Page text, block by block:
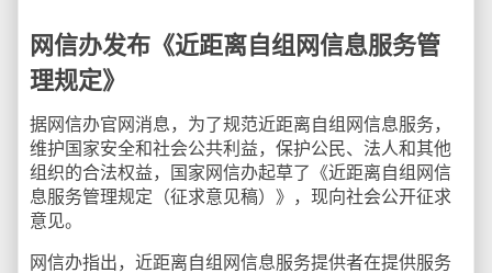
网信办发布《近距离自组网信息服务管
理规定》
据网信办官网消息，为了规范近距离自组网信息服务，
维护国家安全和社会公共利益，保护公民、法人和其他
组织的合法权益，国家网信办起草了《近距离自组网信
息服务管理规定（征求意见稿）》，现向社会公开征求
意见。
网信办指出，近距离自组网信息服务提供者在提供服务